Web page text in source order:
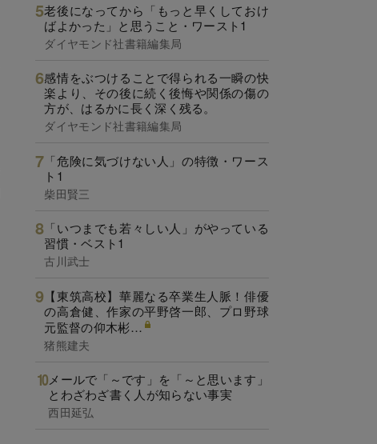
老後になってから「もっと早くしておけ
ばよかった」と思うこと・ワースト1
ダイヤモンド社書籍編集局
感情をぶつけることで得られる一瞬の快
楽より、その後に続く後悔や関係の傷の
方が、はるかに長く深く残る。
ダイヤモンド社書籍編集局
「危険に気づけない人」の特徴・ワース
ト1
柴田賢三
「いつまでも若々しい人」がやっている
習慣・ベスト1
古川武士
【東筑高校】華麗なる卒業生人脈！俳優
の高倉健、作家の平野啓一郎、プロ野球
元監督の仰木彬…
猪熊建夫
メールで「～です」を「～と思います」
とわざわざ書く人が知らない事実
西田延弘